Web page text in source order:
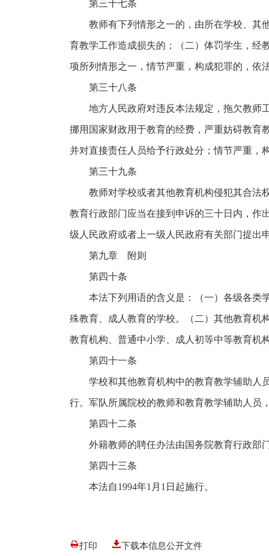
第三十七条
教师有下列情形之一的，由所在学校、其
育教学工作造成损失的；（二）体罚学生，经
项所列情形之一，情节严重，构成犯罪的，依
第三十八条
地方人民政府对违反本法规定，拖欠教师
挪用国家财政用于教育的经费，严重妨碍教育
并对直接责任人员给予行政处分；情节严重，
第三十九条
教师对学校或者其他教育机构侵犯其合法
教育行政部门应当在接到申诉的三十日内，作
级人民政府或者上一级人民政府有关部门提出
第九章 附则
第四十条
本法下列用语的含义是：（一）各级各类
殊教育、成人教育的学校。（二）其他教育机
教育机构、普通中小学、成人初等中等教育机
第四十一条
学校和其他教育机构中的教育教学辅助人
行。军队所属院校的教师和教育教学辅助人员
第四十二条
外籍教师的聘任办法由国务院教育行政部
第四十三条
本法自1994年1月1日起施行。
打印 下载本信息公开文件